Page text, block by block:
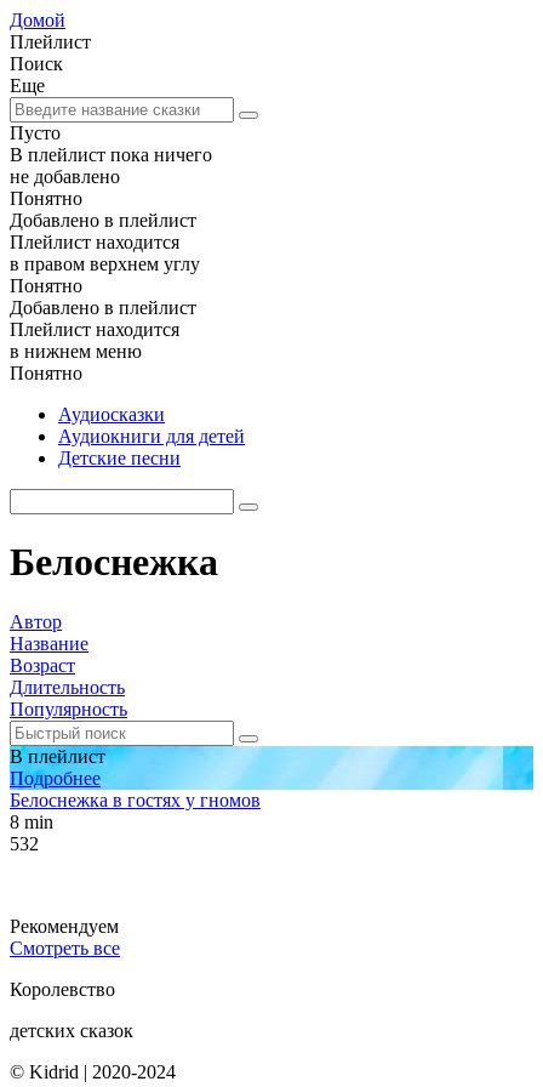
Домой
Плейлист
Поиск
Еще
Пусто
В плейлист пока ничего
не добавлено
Понятно
Добавлено в плейлист
Плейлист находится
в правом верхнем углу
Понятно
Добавлено в плейлист
Плейлист находится
в нижнем меню
Понятно
Аудиосказки
Аудиокниги для детей
Детские песни
Белоснежка
Автор
Название
Возраст
Длительность
Популярность
В плейлист
Подробнее
Белоснежка в гостях у гномов
8 min
532
Рекомендуем
Смотреть все
Королевство
детских сказок
© Kidrid | 2020-2024